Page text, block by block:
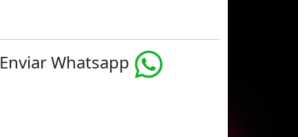
Enviar Whatsapp